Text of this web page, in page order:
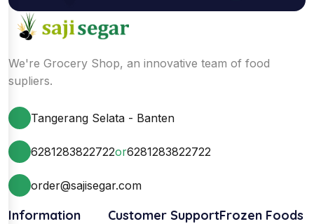
We're Grocery Shop, an innovative team of food
supliers.
Tangerang Selata - Banten
6281283822722or6281283822722
order@sajisegar.com
Information Customer SupportFrozen Foods